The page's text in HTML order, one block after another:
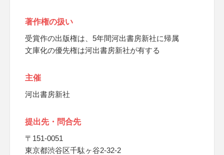
著作権の扱い
受賞作の出版権は、5年間河出書房新社に帰属
文庫化の優先権は河出書房新社が有する
主催
河出書房新社
提出先・問合先
〒151-0051
東京都渋谷区千駄ヶ谷2-32-2